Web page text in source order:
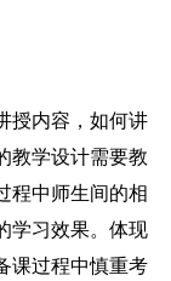
内容，如何讲
教学设计需要教
程中师生间的相
学习效果。体现
课过程中慎重考